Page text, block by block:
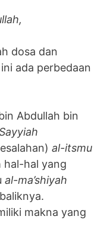
dosa dan
ada perbedaan
Abdullah bin
al-itsmu
hal-hal yang
al-ma’shiyah
makna yang